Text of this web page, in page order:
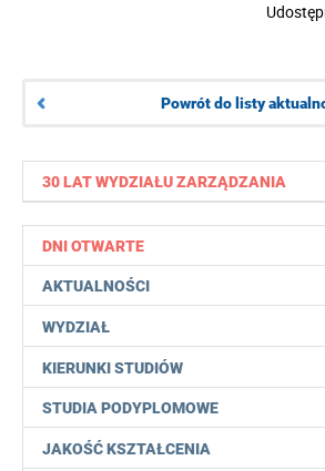
30 LAT WYDZIAŁU ZARZĄDZANIA
DNI OTWARTE
AKTUALNOŚCI
WYDZIAŁ
KIERUNKI STUDIÓW
STUDIA PODYPLOMOWE
JAKOŚĆ KSZTAŁCENIA
Powrót do listy